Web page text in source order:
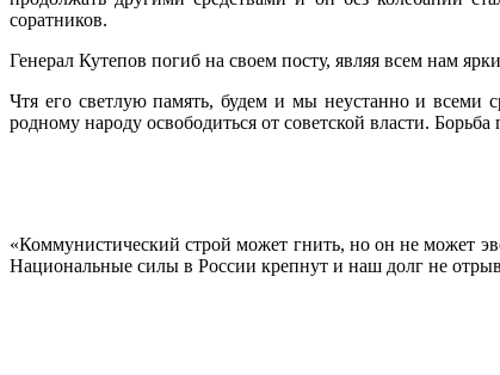
соратников.
Генерал Кутепов погиб на своем посту, являя всем нам
Чтя его светлую память, будем и мы неустанно и всеми
родному народу освободиться от советской власти.
«Коммунистический строй может гнить, но он не может
Национальные силы в России крепнут и наш долг не